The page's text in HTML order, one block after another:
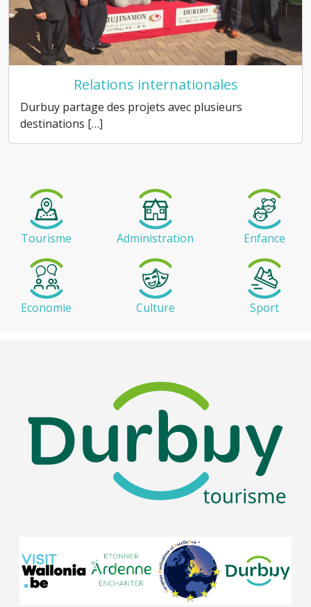
Relations internationales
Durbuy partage des projets avec plusieurs
destinations […]
Tourisme Administration Enfance
Economie Culture Sport